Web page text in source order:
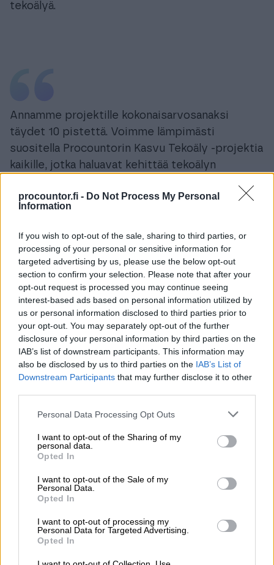
procountor.fi - Do Not Process My Personal
Information
If you wish to opt-out of the sale, sharing to third parties, or
processing of your personal or sensitive information for
targeted advertising by us, please use the below opt-out
section to confirm your selection. Please note that after your
opt-out request is processed you may continue seeing
interest-based ads based on personal information utilized by
us or personal information disclosed to third parties prior to
your opt-out. You may separately opt-out of the further
disclosure of your personal information by third parties on the
IAB’s list of downstream participants. This information may
also be disclosed by us to third parties on the IAB’s List of
Downstream Participants that may further disclose it to other
Please note that this website/app uses one or more Google
not limited to your visit or usage behaviour. You may click to
grant or deny consent to Google and its third-party tags to
use your data for below specified purposes in below Google
consent section.
Personal Data Processing Opt Outs
I want to opt-out of the Sharing of my
personal data.
Opted In
I want to opt-out of the Sale of my
Personal Data.
Opted In
I want to opt-out of processing my
Personal Data for Targeted Advertising.
Opted In
tekoälyä.
Annamme projektille kokonaisarvosanaksi
täydet 10 pistettä. Voimme lämpimästi
suositella Procountorin Kasvu Tekoäly -projektia
kaikille, jotka haluavat kehittää tekoälyn
Anita Appel
Tutustu kasvu-projekteihin
Tehosta tilitoimistosi markkinointia ja tähtää
kasvuun näkyvyyden ja tunnettuuden
projektista riippuen markkinoinnin eri osa-
alueita alan asiantuntijan kanssa.